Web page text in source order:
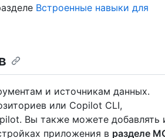
Встроенные навыки для
и источникам данных.
или Copilot CLI,
Вы также можете добавлять
приложения в разделе